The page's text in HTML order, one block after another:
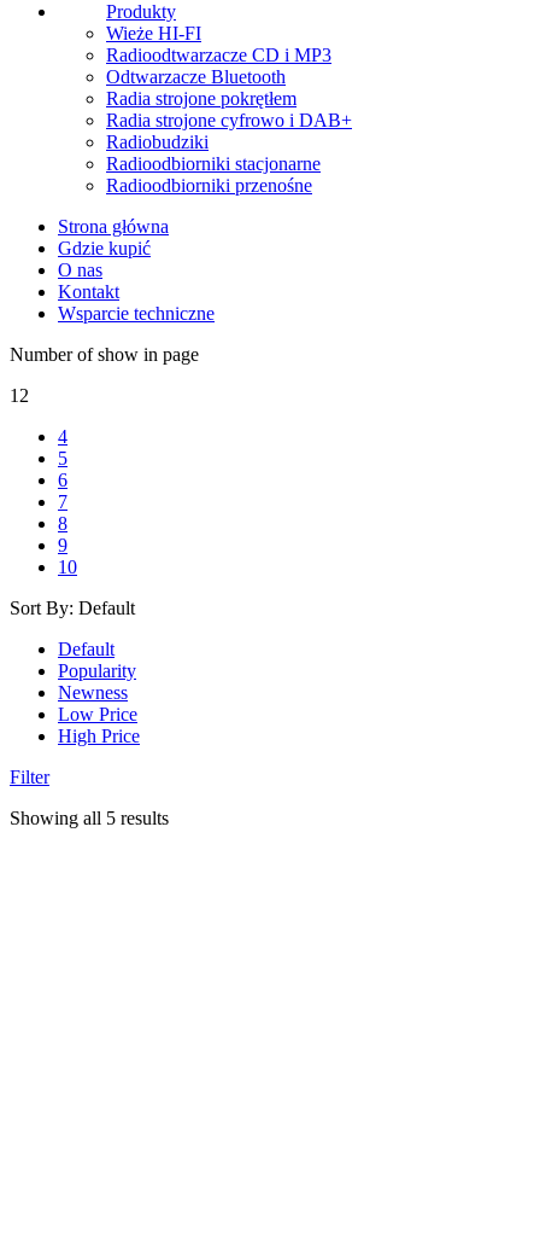
Produkty
Wieże HI-FI
Radioodtwarzacze CD i MP3
Odtwarzacze Bluetooth
Radia strojone pokrętłem
Radia strojone cyfrowo i DAB+
Radiobudziki
Radioodbiorniki stacjonarne
Radioodbiorniki przenośne
Strona główna
Gdzie kupić
O nas
Kontakt
Wsparcie techniczne
Number of show in page
12
4
5
6
7
8
9
10
Sort By: Default
Default
Popularity
Newness
Low Price
High Price
Filter
Showing all 5 results